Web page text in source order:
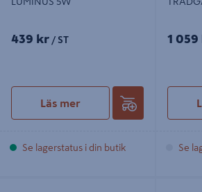
439 kr / ST
Läs mer
Se lagerstatus i din butik
1
Se